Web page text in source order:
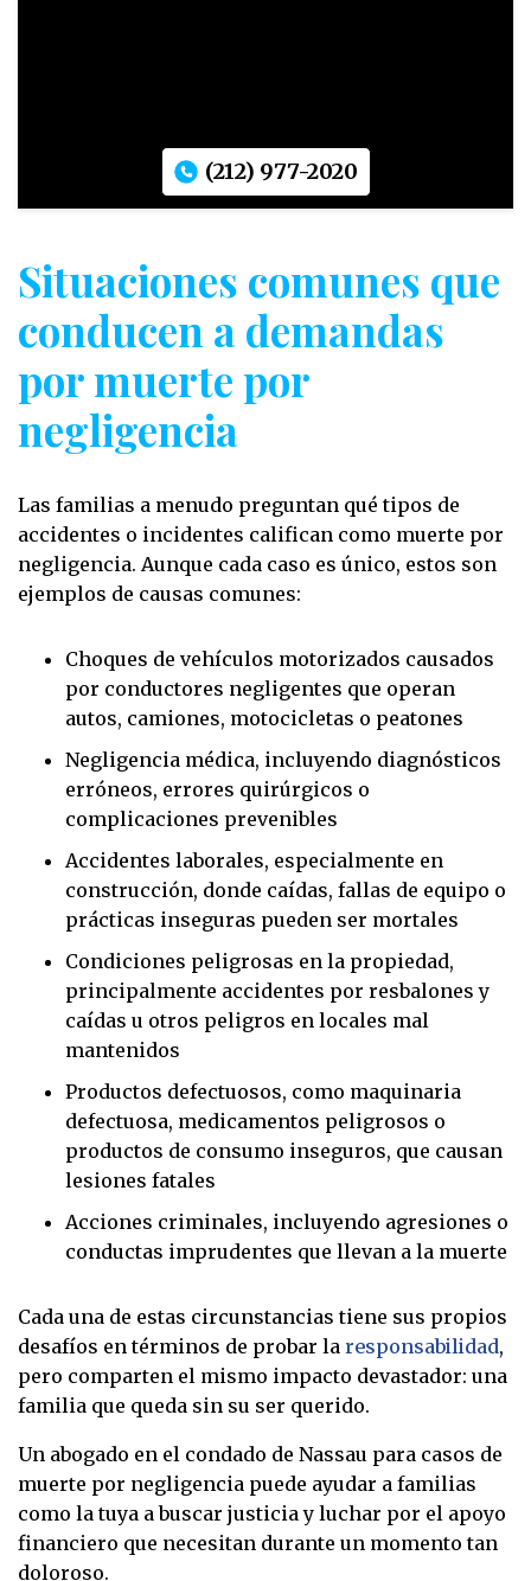
(212) 977-2020
Situaciones comunes que
conducen a demandas
por muerte por
negligencia
Las familias a menudo preguntan qué tipos de
accidentes o incidentes califican como muerte por
negligencia. Aunque cada caso es único, estos son
ejemplos de causas comunes:
Choques de vehículos motorizados causados
por conductores negligentes que operan
autos, camiones, motocicletas o peatones
Negligencia médica, incluyendo diagnósticos
erróneos, errores quirúrgicos o
complicaciones prevenibles
Accidentes laborales, especialmente en
construcción, donde caídas, fallas de equipo o
prácticas inseguras pueden ser mortales
Condiciones peligrosas en la propiedad,
principalmente accidentes por resbalones y
caídas u otros peligros en locales mal
mantenidos
Productos defectuosos, como maquinaria
defectuosa, medicamentos peligrosos o
productos de consumo inseguros, que causan
lesiones fatales
Acciones criminales, incluyendo agresiones o
conductas imprudentes que llevan a la muerte
Cada una de estas circunstancias tiene sus propios
desafíos en términos de probar la responsabilidad,
pero comparten el mismo impacto devastador: una
familia que queda sin su ser querido.
Un abogado en el condado de Nassau para casos de
muerte por negligencia puede ayudar a familias
como la tuya a buscar justicia y luchar por el apoyo
financiero que necesitan durante un momento tan
doloroso.